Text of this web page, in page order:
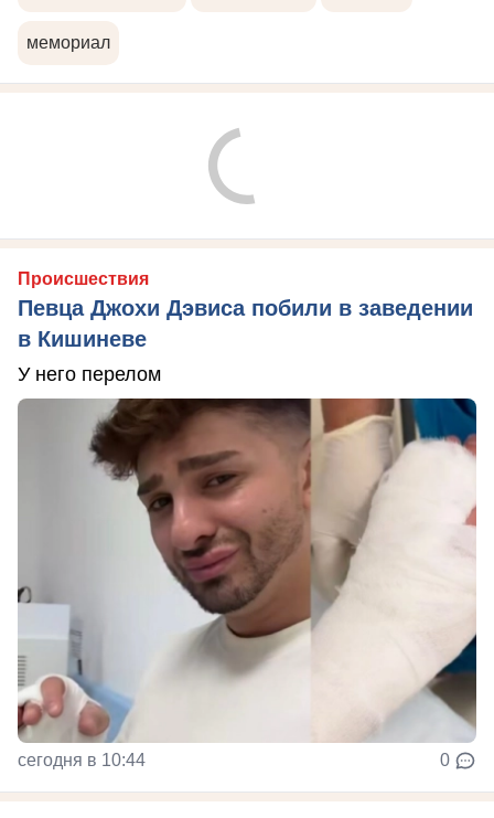
мемориал
Происшествия
Певца Джохи Дэвиса побили в заведении
в Кишиневе
У него перелом
сегодня в 10:44 0